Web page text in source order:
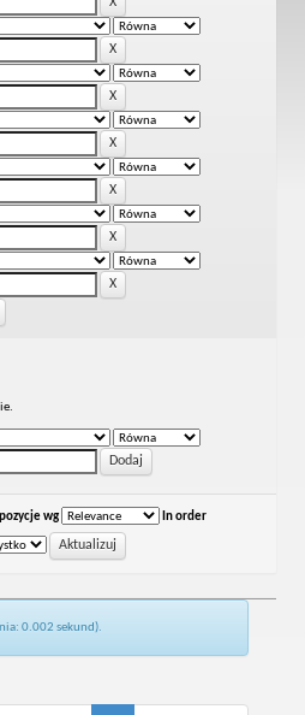
wg In order
0.002 sekund).